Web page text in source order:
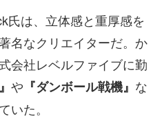
氏は、立体感と重厚感を
名なクリエイターだ。か
会社レベルファイブに勤
や 『ダンボール戦機』 な
いた。